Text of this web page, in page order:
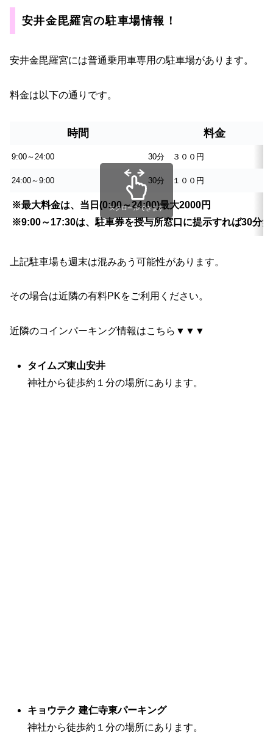
安井金毘羅宮の駐車場情報！
安井金毘羅宮には普通乗用車専用の駐車場があります。
料金は以下の通りです。
時間 料金
9:00～24:00 30分 ３００円
24:00～9:00 30分 １００円
※最大料金は、当日(0:00～24:00)最大2000円
※9:00～17:30は、駐車券を授与所窓口に提示すれば30分
スクロールできます
上記駐車場も週末は混みあう可能性があります。
その場合は近隣の有料PKをご利用ください。
近隣のコインパーキング情報はこちら▼▼▼
タイムズ東山安井
神社から徒歩約１分の場所にあります。
キョウテク 建仁寺東パーキング
神社から徒歩約１分の場所にあります。